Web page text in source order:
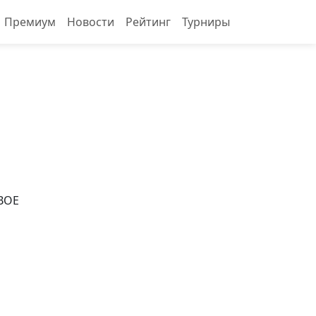
Премиум Новости Рейтинг Турниры